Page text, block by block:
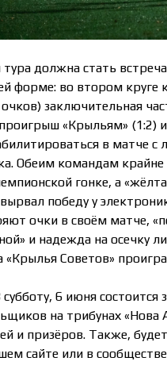
должна стать
форме: во втором
заключительная
«Крыльям» (1:2)
в матче с
Обеим командам
гонке, а
победу у
очки в своём матче,
и надежда на осечку
«Крылья Советов»
6 июня
на трибунах «Нова
и призёров. Также,
сайте или в